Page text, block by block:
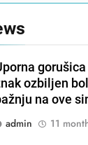
ozbiljen
na ove
admin
11